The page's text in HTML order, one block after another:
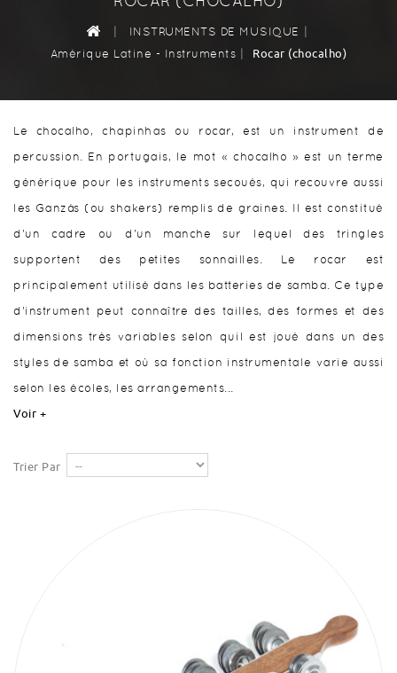
| INSTRUMENTS DE MUSIQUE |
Amérique Latine - Instruments | Rocar (chocalho)
Le chocalho, chapinhas ou rocar, est un instrument de
percussion. En portugais, le mot « chocalho » est un terme
générique pour les instruments secoués, qui recouvre aussi
les Ganzás (ou shakers) remplis de graines. Il est constitué
d'un cadre ou d'un manche sur lequel des tringles
supportent des petites sonnailles. Le rocar est
principalement utilisé dans les batteries de samba. Ce type
d'instrument peut connaître des tailles, des formes et des
dimensions très variables selon quil est joué dans un des
styles de samba et où sa fonction instrumentale varie aussi
selon les écoles, les arrangements...
Voir +
Trier Par